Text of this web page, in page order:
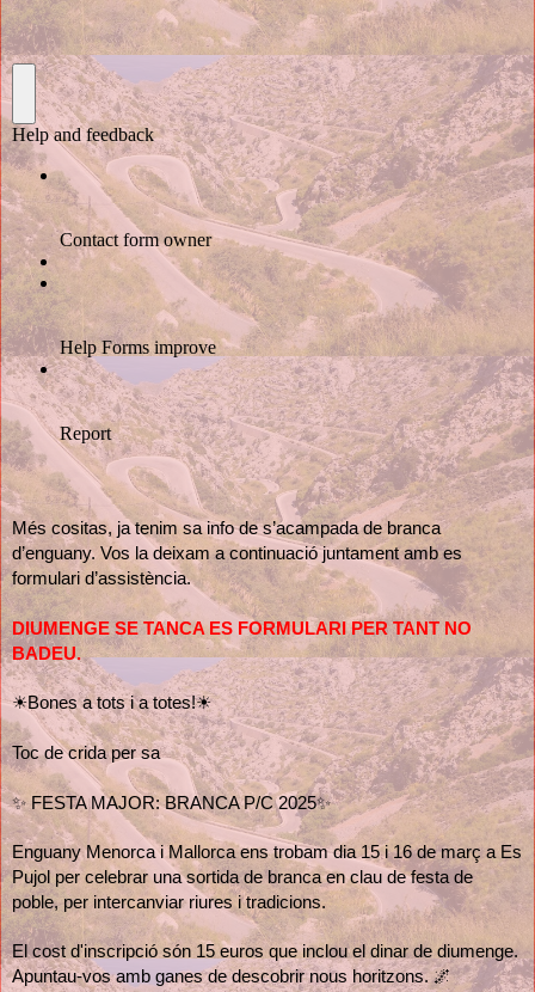
Més cositas, ja tenim sa info de s’acampada de branca
d’enguany. Vos la deixam a continuació juntament amb es
formulari d’assistència.
DIUMENGE SE TANCA ES FORMULARI PER TANT NO
BADEU.
☀Bones a tots i a totes!☀
Toc de crida per sa
✨ FESTA MAJOR: BRANCA P/C 2025✨
Enguany Menorca i Mallorca ens trobam dia 15 i 16 de març a Es
Pujol per celebrar una sortida de branca en clau de festa de
poble, per intercanviar riures i tradicions.
El cost d'inscripció són 15 euros que inclou el dinar de diumenge.
Apuntau-vos amb ganes de descobrir nous horitzons. 🌌